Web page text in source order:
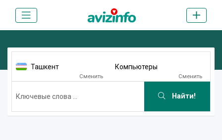
Ташкент
Сменить
Компьютеры
Сменить
Найти!